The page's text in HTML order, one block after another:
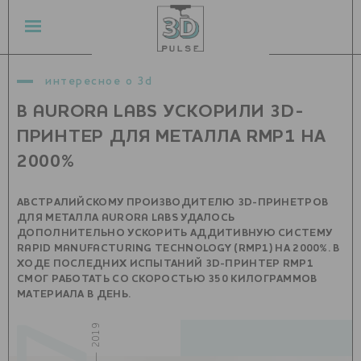
интересное о 3d
В AURORA LABS УСКОРИЛИ 3D-
ПРИНТЕР ДЛЯ МЕТАЛЛА RMP1 НА
2000%
АВСТРАЛИЙСКОМУ ПРОИЗВОДИТЕЛЮ 3D-ПРИНЕТРОВ
ДЛЯ МЕТАЛЛА AURORA LABS УДАЛОСЬ
ДОПОЛНИТЕЛЬНО УСКОРИТЬ АДДИТИВНУЮ СИСТЕМУ
RAPID MANUFACTURING TECHNOLOGY (RMP1) НА 2000%. В
ХОДЕ ПОСЛЕДНИХ ИСПЫТАНИЙ 3D-ПРИНТЕР RMP1
СМОГ РАБОТАТЬ СО СКОРОСТЬЮ 350 КИЛОГРАММОВ
МАТЕРИАЛА В ДЕНЬ.